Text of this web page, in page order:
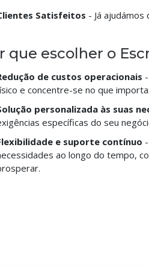
Satisfeitos - Já
que escolher o
de custos operacionais
e concentre-se no que
personalizada às suas
específicas do seu
e suporte contínuo
ao longo do tempo,